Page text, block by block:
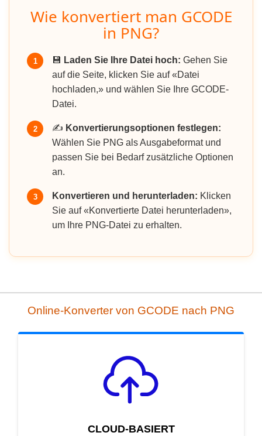
Wie konvertiert man GCODE
in PNG?
1 💾 Laden Sie Ihre Datei hoch: Gehen Sie
auf die Seite, klicken Sie auf «Datei
hochladen,» und wählen Sie Ihre GCODE-
Datei.
2 ✍️ Konvertierungsoptionen festlegen:
Wählen Sie PNG als Ausgabeformat und
passen Sie bei Bedarf zusätzliche Optionen
an.
3 Konvertieren und herunterladen: Klicken
Sie auf «Konvertierte Datei herunterladen»,
um Ihre PNG-Datei zu erhalten.
Online-Konverter von GCODE nach PNG
CLOUD-BASIERT